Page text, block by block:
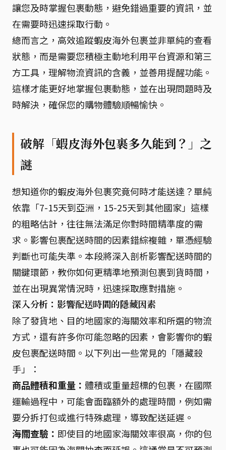
讓您及時掌握包裹動態，避免錯過重要的資訊，並
在需要時迅速採取行動。
總而言之，高效追蹤蝦皮海外包裹並非單純的查看
狀態，而是需要您積極主動地利用平台資源和第三
方工具，理解物流資訊的含義，並善用提醒功能。
這樣才能更好地掌握包裹動態，並在出現問題時及
時解決，確保您的購物體驗順暢愉快。
破解「蝦皮海外包裹多久能到？」之
謎
想知道你的蝦皮海外包裹究竟何時才能送達？單純
依靠「7-15天到亞洲，15-25天到其他國家」這樣
的粗略估計，往往無法滿足你對時間精準度的需
求。影響包裹配送時間的因素錯綜複雜，單憑經驗
判斷也可能失準。本段將深入剖析影響配送時間的
關鍵環節，教你如何更精準地預測包裹到貨時間，
並在出現異常情況時，迅速採取應對措施。
深入分析：影響配送時間的隱藏因素
除了發貨地、目的地國家的海關效率和所選的物流
方式，還有許多你可能忽略的因素，會影響你的蝦
皮包裹配送時間。以下列出一些常見的「隱藏殺
手」：
商品體積和重量： 體積或重量超標的包裹，在國際
運輸過程中，可能會面臨額外的處理時間，例如需
要分拆打包或進行特殊處理，導致配送延遲。
海關查驗： 即使目的地國家海關效率很高，你的包